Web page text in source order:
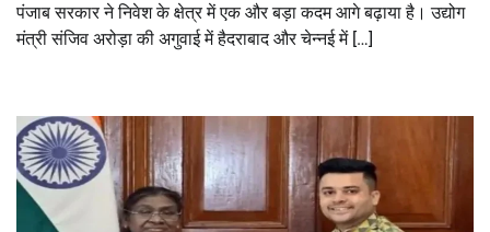
पंजाब सरकार ने निवेश के क्षेत्र में एक और बड़ा कदम आगे बढ़ाया है। उद्योग
मंत्री संजिव अरोड़ा की अगुवाई में हैदराबाद और चेन्नई में […]